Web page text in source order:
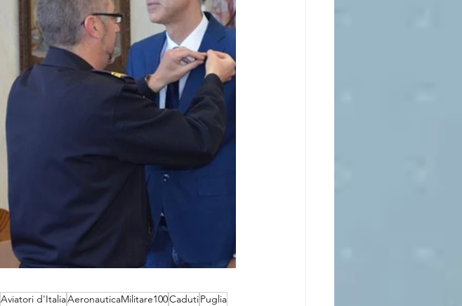
Aviatori d'ItaliaAeronauticaMilitare100CadutiPuglia